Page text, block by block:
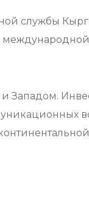
службы
Западом.